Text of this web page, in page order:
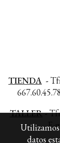
TIENDA -
TALLER-
E-
datos